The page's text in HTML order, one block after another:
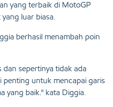
yang terbaik di MotoGP
luar biasa.
berhasil menambah poin
dan sepertinya tidak ada
penting untuk mencapai garis
yang baik." kata Diggia.